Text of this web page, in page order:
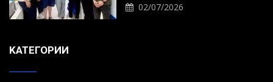
02/07/2026
KАТЕГОРИИ